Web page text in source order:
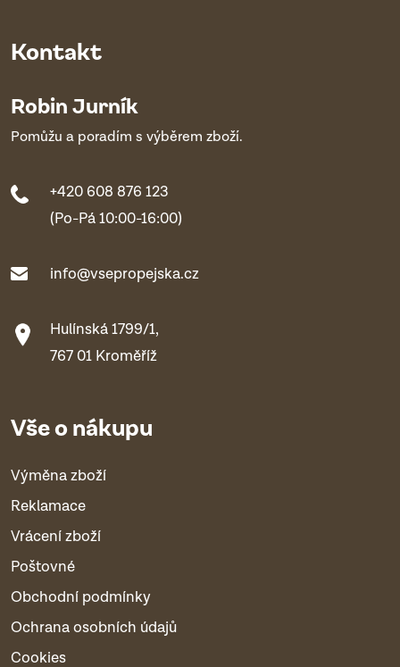
Kontakt
Robin Jurník
Pomůžu a poradím s výběrem zboží.
+420 608 876 123
(Po-Pá 10:00-16:00)
info@vsepropejska.cz
Hulínská 1799/1,
767 01 Kroměříž
Vše o nákupu
Výměna zboží
Reklamace
Vrácení zboží
Poštovné
Obchodní podmínky
Ochrana osobních údajů
Cookies